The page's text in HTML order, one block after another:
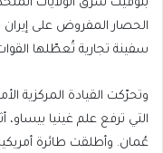
الحصار المفروض على إيران
سفينة تجارية تُعطّلها
وتحرّكت القيادة المركزية
التي ترفع علم غينيا بيساو،
عُمان. وأطلقت طائرة